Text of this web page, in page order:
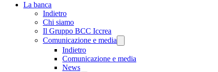
La banca
Indietro
Chi siamo
Il Gruppo BCC Iccrea
Comunicazione e media
Indietro
Comunicazione e media
News